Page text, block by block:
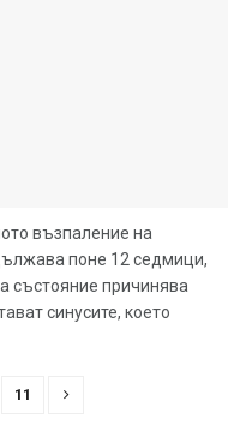
възпаление на
поне 12 седмици,
състояние причинява
синусите, което
11